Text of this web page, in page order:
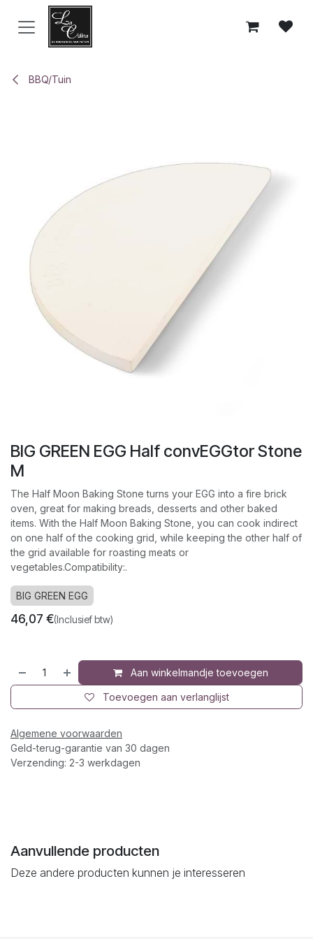
Overslaan naar inhoud
BBQ/Tuin
BIG GREEN EGG Half convEGGtor Stone
M
The Half Moon Baking Stone turns your EGG into a fire brick
oven, great for making breads, desserts and other baked
items. With the Half Moon Baking Stone, you can cook indirect
on one half of the cooking grid, while keeping the other half of
the grid available for roasting meats or
vegetables.Compatibility:.
BIG GREEN EGG
46,07 €(Inclusief btw)
Aan winkelmandje toevoegen
Toevoegen aan verlanglijst
Algemene voorwaarden
Geld-terug-garantie van 30 dagen
Verzending: 2-3 werkdagen
Aanvullende producten
Deze andere producten kunnen je interesseren